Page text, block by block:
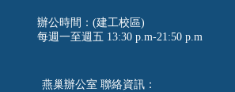
辦公時間：(建工校區)
每週一至週五 13:30 p.m-21:50 p.m
燕巢辦公室 聯絡資訊：